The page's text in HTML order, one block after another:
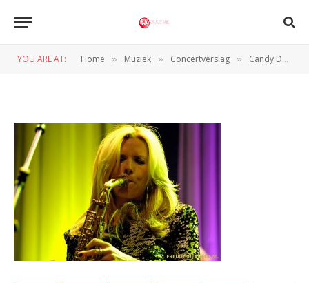
YOU ARE AT: Home » Muziek » Concertverslag » Candy Dulfer (Effenaar 08-04-2010)